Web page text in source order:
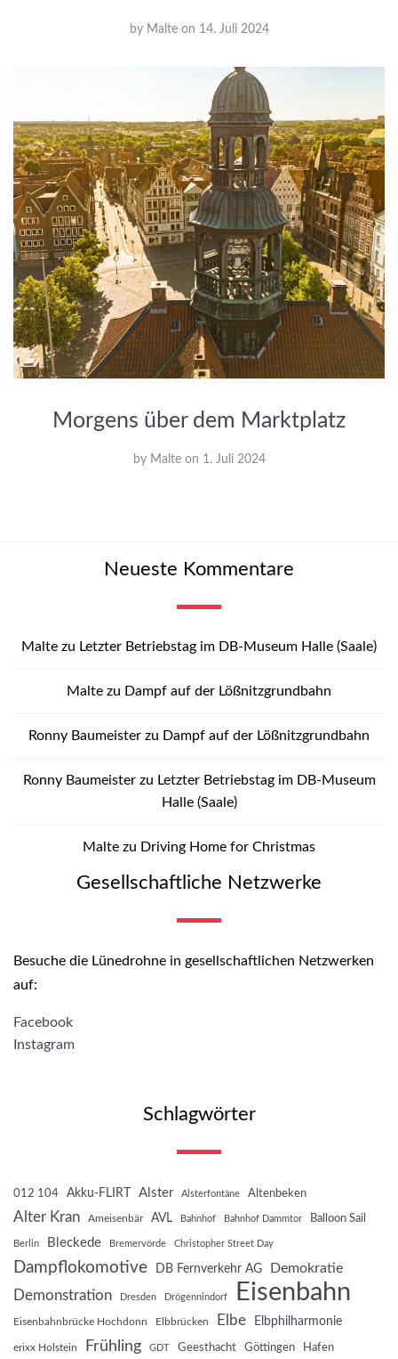
by Malte on 14. Juli 2024
Morgens über dem Marktplatz
by Malte on 1. Juli 2024
Neueste Kommentare
Malte zu Letzter Betriebstag im DB-Museum Halle (Saale)
Malte zu Dampf auf der Lößnitzgrundbahn
Ronny Baumeister zu Dampf auf der Lößnitzgrundbahn
Ronny Baumeisterzu Letzter Betriebstag im DB-Museum
Halle (Saale)
Malte zu Driving Home for Christmas
Gesellschaftliche Netzwerke
Besuche die Lünedrohne in gesellschaftlichen Netzwerken
auf:
Facebook
Instagram
Schlagwörter
012 104 Akku-FLIRT Alster Alsterfontäne Altenbeken
Alter Kran Ameisenbär AVL Bahnhof Bahnhof Dammtor Balloon Sail
Berlin Bleckede Bremervörde Christopher Street Day
Dampflokomotive DB Fernverkehr AG Demokratie
Demonstration Dresden Drögennindorf Eisenbahn
Eisenbahnbrücke Hochdonn Elbbrücken Elbe Elbphilharmonie
erixx Holstein Frühling GDT Geesthacht Göttingen Hafen